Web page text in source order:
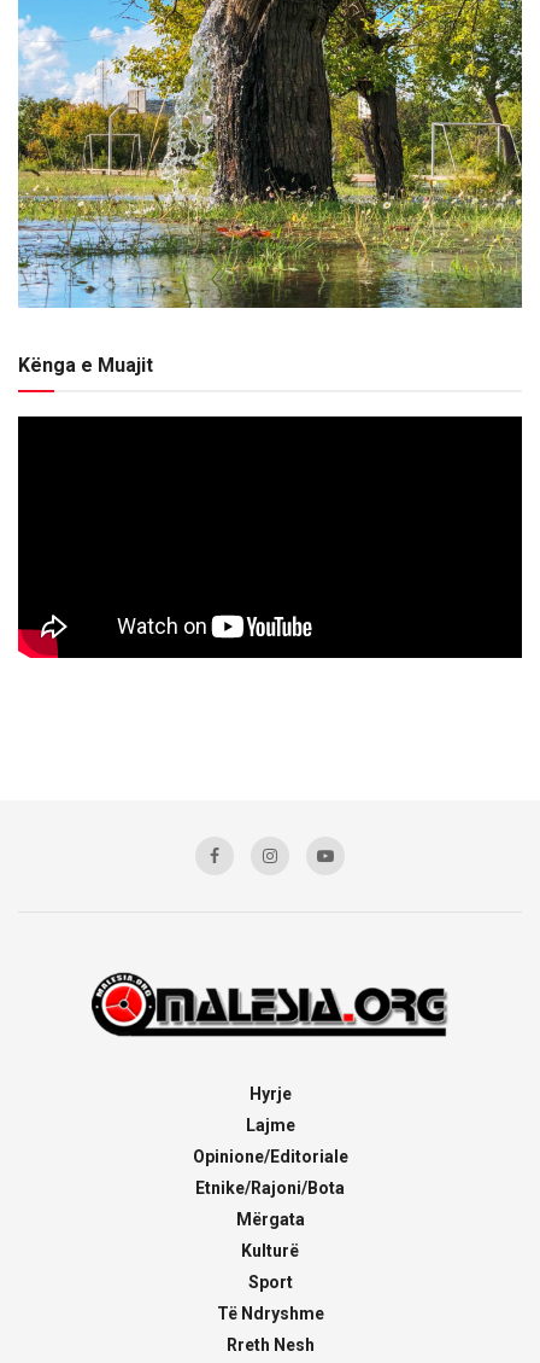
Kënga e Muajit
Hyrje
Lajme
Opinione/Editoriale
Etnike/Rajoni/Bota
Mërgata
Kulturë
Sport
Të Ndryshme
Rreth Nesh